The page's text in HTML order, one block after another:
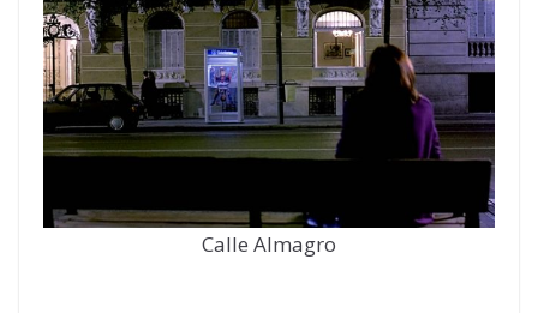
Calle Almagro